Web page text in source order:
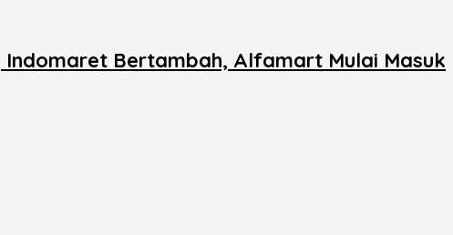
Bertambah, Alfamart Mulai Masuk